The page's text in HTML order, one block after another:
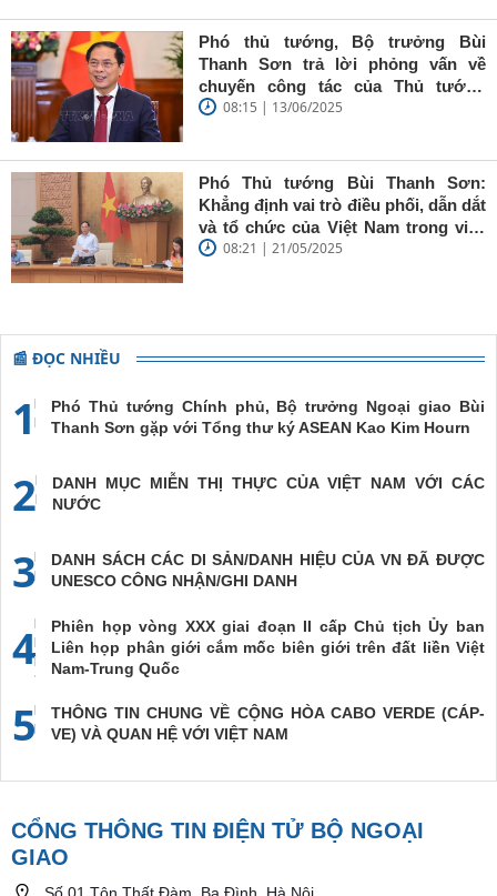
Sơn: Nhà
báo trẻ cần
giữ vững
'tâm trong,
Phó thủ tướng, Bộ trưởng Bùi
Thanh Sơn trả lời phỏng vấn về
chuyến công tác của Thủ tướng
Chính phủ đến Estonia, Pháp và
08:15 | 13/06/2025
Phó Thủ tướng Bùi Thanh Sơn:
Khẳng định vai trò điều phối, dẫn dắt
và tổ chức của Việt Nam trong việc
đề cao chủ nghĩa đa phương, đoàn
08:21 | 21/05/2025
📰 ĐỌC NHIỀU
1
Phó Thủ tướng Chính phủ, Bộ trưởng Ngoại giao Bùi
Thanh Sơn gặp với Tổng thư ký ASEAN Kao Kim Hourn
2
DANH MỤC MIỄN THỊ THỰC CỦA VIỆT NAM VỚI CÁC
NƯỚC
3
DANH SÁCH CÁC DI SẢN/DANH HIỆU CỦA VN ĐÃ ĐƯỢC
UNESCO CÔNG NHẬN/GHI DANH
4
Phiên họp vòng XXX giai đoạn II cấp Chủ tịch Ủy ban
Liên họp phân giới cắm mốc biên giới trên đất liền Việt
Nam-Trung Quốc
5
THÔNG TIN CHUNG VỀ CỘNG HÒA CABO VERDE (CÁP-
VE) VÀ QUAN HỆ VỚI VIỆT NAM
CỔNG THÔNG TIN ĐIỆN TỬ BỘ NGOẠI
GIAO
Số 01 Tôn Thất Đàm, Ba Đình, Hà Nội